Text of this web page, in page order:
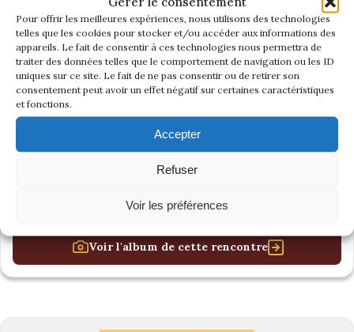
Pour offrir les meilleures expériences, nous utilisons des technologies
telles que les cookies pour stocker et/ou accéder aux informations des
appareils. Le fait de consentir à ces technologies nous permettra de
traiter des données telles que le comportement de navigation ou les ID
uniques sur ce site. Le fait de ne pas consentir ou de retirer son
consentement peut avoir un effet négatif sur certaines caractéristiques
et fonctions.
Accepter
Refuser
Voir les préférences
Voir l'album de cette rencontre